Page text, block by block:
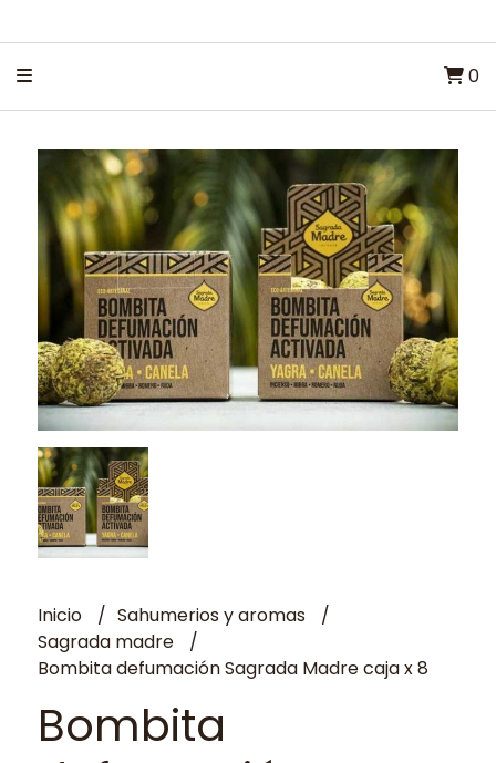
0
Inicio
Sahumerios y aromas
Sagrada madre
Bombita defumación Sagrada Madre caja x 8
Bombita